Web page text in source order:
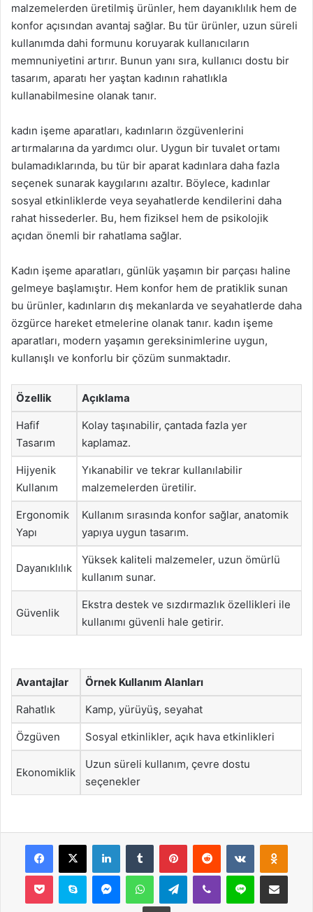
malzemelerden üretilmiş ürünler, hem dayanıklılık hem de
konfor açısından avantaj sağlar. Bu tür ürünler, uzun süreli
kullanımda dahi formunu koruyarak kullanıcıların
memnuniyetini artırır. Bunun yanı sıra, kullanıcı dostu bir
tasarım, aparatı her yaştan kadının rahatlıkla
kullanabilmesine olanak tanır.
kadın işeme aparatları, kadınların özgüvenlerini
artırmalarına da yardımcı olur. Uygun bir tuvalet ortamı
bulamadıklarında, bu tür bir aparat kadınlara daha fazla
seçenek sunarak kaygılarını azaltır. Böylece, kadınlar
sosyal etkinliklerde veya seyahatlerde kendilerini daha
rahat hissederler. Bu, hem fiziksel hem de psikolojik
açıdan önemli bir rahatlama sağlar.
Kadın işeme aparatları, günlük yaşamın bir parçası haline
gelmeye başlamıştır. Hem konfor hem de pratiklik sunan
bu ürünler, kadınların dış mekanlarda ve seyahatlerde daha
özgürce hareket etmelerine olanak tanır. kadın işeme
aparatları, modern yaşamın gereksinimlerine uygun,
kullanışlı ve konforlu bir çözüm sunmaktadır.
Özellik Açıklama
Hafif
Tasarım
Kolay taşınabilir, çantada fazla yer
kaplamaz.
Hijyenik
Kullanım
Yıkanabilir ve tekrar kullanılabilir
malzemelerden üretilir.
Ergonomik
Yapı
Kullanım sırasında konfor sağlar, anatomik
yapıya uygun tasarım.
Dayanıklılık
Yüksek kaliteli malzemeler, uzun ömürlü
kullanım sunar.
Güvenlik
Ekstra destek ve sızdırmazlık özellikleri ile
kullanımı güvenli hale getirir.
Avantajlar Örnek Kullanım Alanları
Rahatlık Kamp, yürüyüş, seyahat
Özgüven Sosyal etkinlikler, açık hava etkinlikleri
Ekonomiklik
Uzun süreli kullanım, çevre dostu
seçenekler
Facebook
X LinkedInTumblr PinterestReddit VKontakte
Pocket Skype MessengerWhatsAppTelegramViber Line E-Posta ile
Yazdır